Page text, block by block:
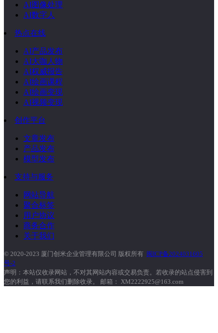
AI图像处理
AI数字人
热点在线
AI产品发布
AI大咖人物
AI权威报告
AI绘画课程
AI绘画变现
AI视频变现
创作平台
文章发布
产品发布
模型发布
支持与服务
网站导航
聚合标签
用户协议
商务合作
关于我们
© 2020-2023 厦门创米企业管理有限公司 版权所有 闽ICP备2024031605
号-2
声明：本站仅收录网站，不对其网站内容或交易负责。若收录的站点侵害到
您的利益，请联系我们删除收录。 邮箱： XM2222925@163.com